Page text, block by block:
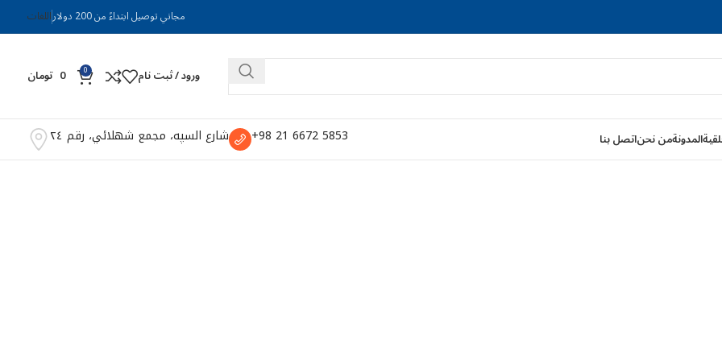
مجاني توصيل ابتداءً من 200 دولار اللغات
ورود / ثبت نام 0
0 تومان
المدونةمن نحناتصل بنا 5853 6672 21 98+ شارع السپه، مجمع شهلائي، رقم ٢٤